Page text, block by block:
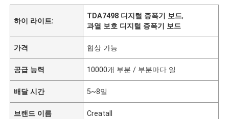
하이 라이트:
TDA7498 디지털 증폭기 보드,
과열 보호 디지털 증폭기 보드
가격 협상 가능
공급 능력 10000개 부분 / 부분마다 일
배달 시간 5~8일
브랜드 이름 Creatall